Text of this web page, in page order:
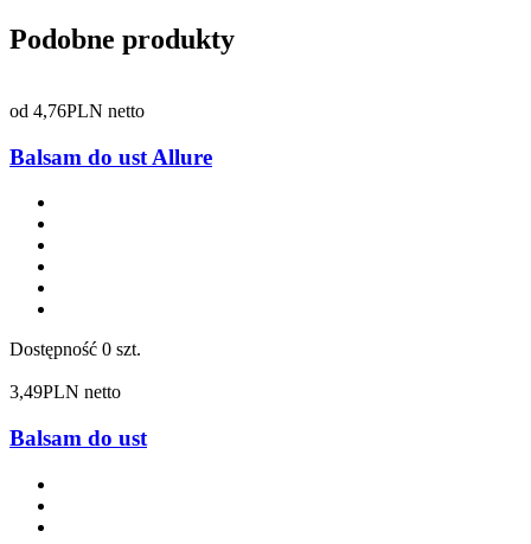
Podobne produkty
od 4,76PLN netto
Balsam do ust Allure
Dostępność 0 szt.
3,49PLN netto
Balsam do ust